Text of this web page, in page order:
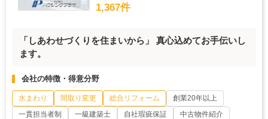
1,367件
「しあわせづくりを住まいから」 真心込めてお手伝いし
ます。
会社の特徴・得意分野
水まわり 間取り変更 総合リフォーム
創業20年以上
一貫担当者制
一級建築士 自社瑕疵保証 中古物件紹介